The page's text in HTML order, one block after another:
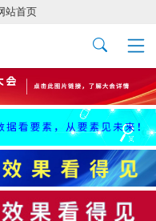
站首页